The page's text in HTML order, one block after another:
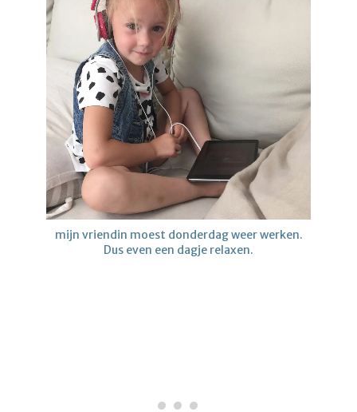
mijn vriendin moest donderdag weer werken.
Dus even een dagje relaxen.